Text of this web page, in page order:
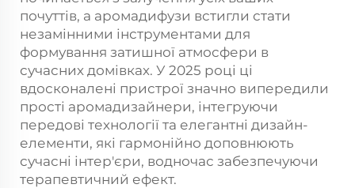
почуттів, а аромадифузи встигли стати
незамінними інструментами для
формування затишної атмосфери в
сучасних домівках. У 2025 році ці
вдосконалені пристрої значно випередили
прості аромадизайнери, інтегруючи
передові технології та елегантні дизайн-
елементи, які гармонійно доповнюють
сучасні інтер'єри, водночас забезпечуючи
терапевтичний ефект.